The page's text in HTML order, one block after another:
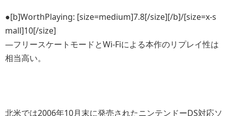
●[b]WorthPlaying: [size=medium]7.8[/size][/b]/[size=x-s
mall]10[/size]
―フリースケートモードとWi-Fiによる本作のリプレイ性は
相当高い。
北米では2006年10月末に発売されたニンテンドーDS対応ソ